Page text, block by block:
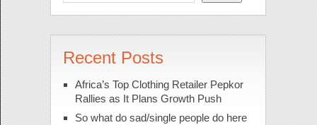
Recent Posts
Africa’s Top Clothing Retailer Pepkor
Rallies as It Plans Growth Push
So what do sad/single people do here